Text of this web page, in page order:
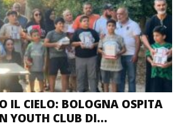
IL CIELO: BOLOGNA OSPITA
YOUTH CLUB DI...